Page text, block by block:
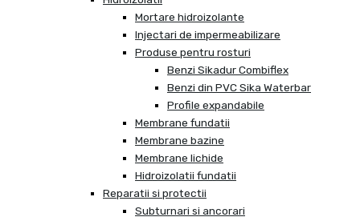
Mortare hidroizolante
Injectari de impermeabilizare
Produse pentru rosturi
Benzi Sikadur Combiflex
Benzi din PVC Sika Waterbar
Profile expandabile
Membrane fundatii
Membrane bazine
Membrane lichide
Hidroizolatii fundatii
Reparatii si protectii
Subturnari si ancorari